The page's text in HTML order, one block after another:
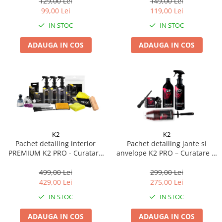
SAE30
Ulei transmisie
Gradina
Pipe si fise bujii
Electrica
Incarcatoar acumulator baterie
Semnalizare
Oglinzi moto
BMW Motorrad
Uleiuri si lichide moto
Ulei moto
Ulei furca moto
Aditivi moto
99,00 Lei
IN STOC
ADAUGA IN COS
119,00 Lei
IN STOC
ADAUGA IN COS
K2
Pachet detailing interior
PREMIUM K2 PRO - Curatare
plastice si geamuri
499,00 Lei
429,00 Lei
IN STOC
ADAUGA IN COS
K2
Pachet detailing jante si
anvelope K2 PRO – Curatare si
299,00 Lei
275,00 Lei
IN STOC
ADAUGA IN COS